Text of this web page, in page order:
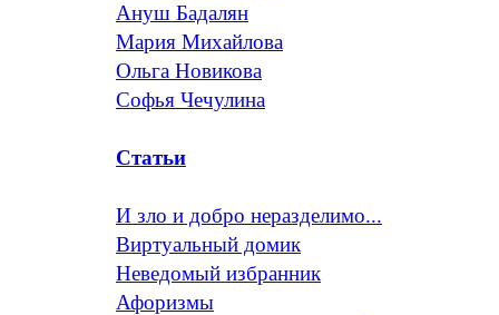
Ануш Бадалян
Мария Михайлова
Ольга Новикова
Софья Чечулина
Статьи
И зло и добро неразделимо...
Виртуальный домик
Неведомый избранник
Афоризмы